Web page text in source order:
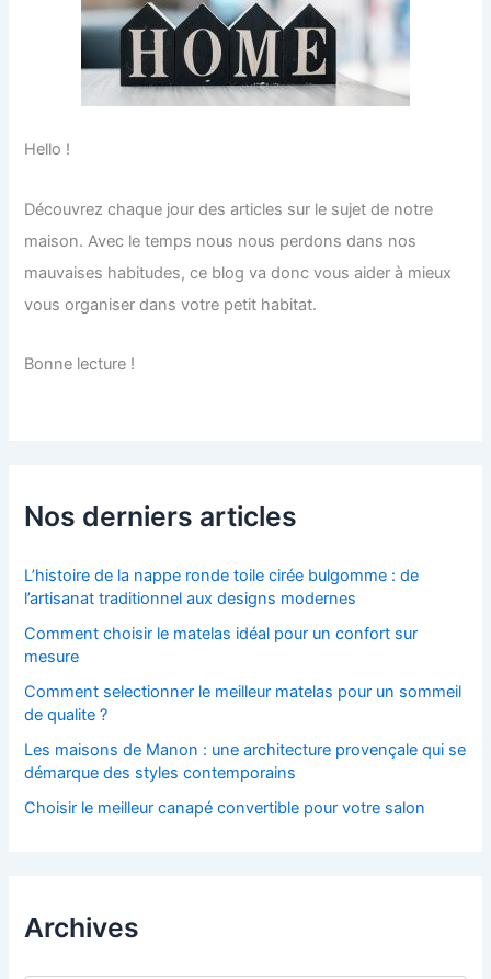
Hello !
Découvrez chaque jour des articles sur le sujet de notre
maison. Avec le temps nous nous perdons dans nos
mauvaises habitudes, ce blog va donc vous aider à mieux
vous organiser dans votre petit habitat.
Bonne lecture !
Nos derniers articles
L’histoire de la nappe ronde toile cirée bulgomme : de
l’artisanat traditionnel aux designs modernes
Comment choisir le matelas idéal pour un confort sur
mesure
Comment selectionner le meilleur matelas pour un sommeil
de qualite ?
Les maisons de Manon : une architecture provençale qui se
démarque des styles contemporains
Choisir le meilleur canapé convertible pour votre salon
Archives